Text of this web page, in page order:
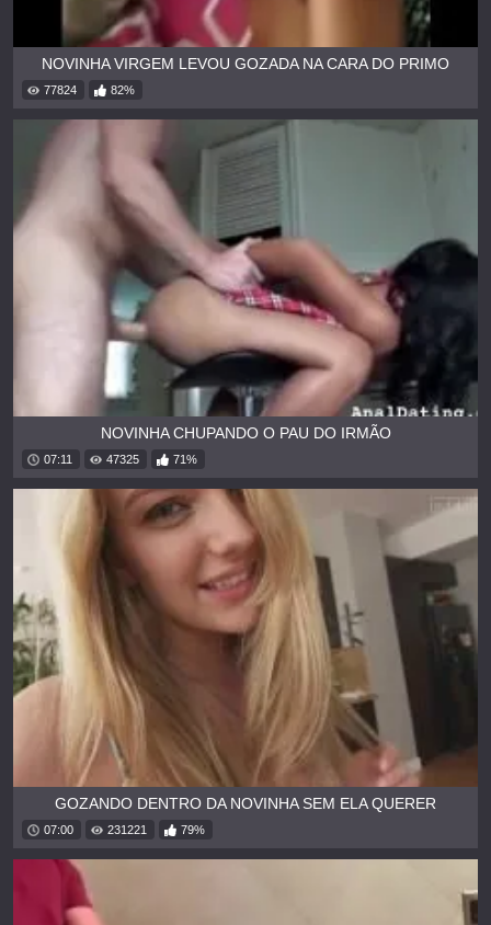
NOVINHA VIRGEM LEVOU GOZADA NA CARA DO PRIMO
77824 82%
NOVINHA CHUPANDO O PAU DO IRMÃO
07:11 47325 71%
GOZANDO DENTRO DA NOVINHA SEM ELA QUERER
07:00 231221 79%